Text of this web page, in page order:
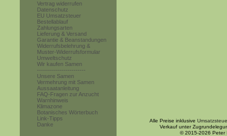
Vertrag widerrufen
Datenschutz
EU Umsatzsteuer
Bestellablauf
Zahlungsarten
Lieferung & Versand
Garantie & Beanstandungen
Widerrufsbelehrung &
Muster-Widerrufsformular
Umweltschutz
Wir kaufen Samen
------------------------
Unsere Samen
Vermehrung mit Samen
Aussaatanleitung
FAQ-Fragen zur Anzucht
Warnhinweis
Klimazone
Botanisches Wörterbuch
Link-Tipps
Danke
Alle Preise inklusive
Verkauf unter
© 2015-2026 Peter